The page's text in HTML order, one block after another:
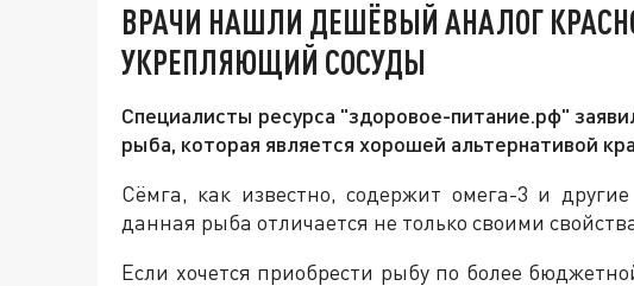
ВРАЧИ НАШЛИ ДЕШЁВЫЙ АНАЛОГ
УКРЕПЛЯЮЩИЙ СОСУДЫ
Специалисты ресурса "здоровое-питание.рф"
рыба, которая является хорошей альтернативой
Сёмга, как известно, содержит омега-3 и
данная рыба отличается не только своими
Если хочется приобрести рыбу по более